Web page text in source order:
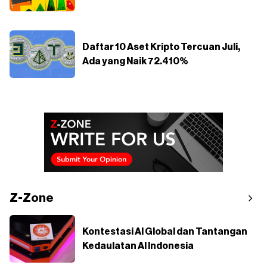
Daftar 10 Aset Kripto Tercuan Juli,
Ada yang Naik 72.410%
Z-Zone
Kontestasi AI Global dan Tantangan
Kedaulatan AI Indonesia